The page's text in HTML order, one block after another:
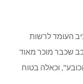
העומד לרשות
שכבר מוכר מאוד
וכאלה בטוח